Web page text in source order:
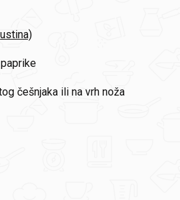
češnjaka ili na vrh noža